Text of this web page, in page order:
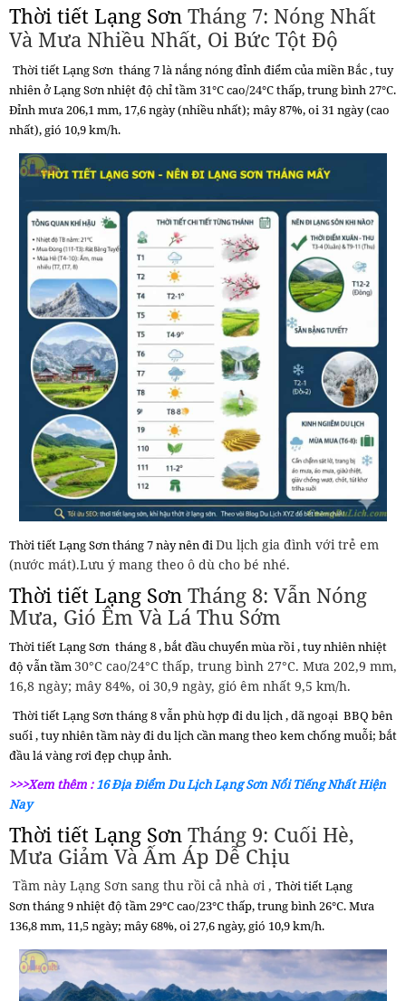
Thời tiết Lạng Sơn Tháng 7: Nóng Nhất
Và Mưa Nhiều Nhất, Oi Bức Tột Độ
Thời tiết Lạng Sơn tháng 7 là nắng nóng đỉnh điểm của miền Bắc , tuy
nhiên ở Lạng Sơn nhiệt độ chỉ tầm31°C cao/24°C thấp, trung bình 27°C.
Đỉnh mưa 206,1 mm, 17,6 ngày (nhiều nhất); mây 87%, oi 31 ngày (cao
nhất), gió 10,9 km/h.
Thời tiết Lạng Sơntháng 7 này nên điDu lịch gia đình với trẻ em
(nước mát).Lưu ý mang theo ô dù cho bé nhé.
Thời tiết Lạng Sơn Tháng 8: Vẫn Nóng
Mưa, Gió Êm Và Lá Thu Sớm
Thời tiết Lạng Sơn tháng 8 , bắt đầu chuyển mùa rồi , tuy nhiên nhiệt
độ vẫn tầm 30°C cao/24°C thấp, trung bình 27°C. Mưa 202,9 mm,
16,8 ngày; mây 84%, oi 30,9 ngày, gió êm nhất 9,5 km/h.
Thời tiết Lạng Sơntháng 8 vẫn phù hợp đi du lịch , dã ngoại BBQ bên
suối , tuy nhiên tầm này đi du lịch cần mang theo kem chống muỗi; bắt
đầu lá vàng rơi đẹp chụp ảnh.
>>>Xem thêm : 16 Địa Điểm Du Lịch Lạng Sơn Nổi Tiếng Nhất Hiện
Nay
Thời tiết Lạng Sơn Tháng 9: Cuối Hè,
Mưa Giảm Và Ấm Áp Dễ Chịu
Tầm này Lạng Sơn sang thu rồi cả nhà ơi , Thời tiết Lạng
Sơntháng 9 nhiệt độ tầm29°C cao/23°C thấp, trung bình 26°C. Mưa
136,8 mm, 11,5 ngày; mây 68%, oi 27,6 ngày, gió 10,9 km/h.